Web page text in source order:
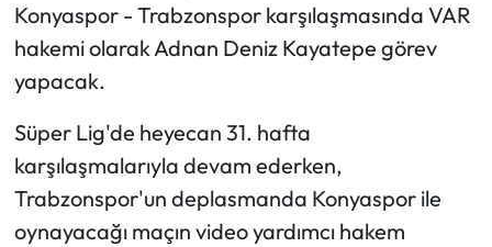
Konyaspor - Trabzonspor karşılaşmasında VAR
hakemi olarak Adnan Deniz Kayatepe görev
yapacak.
Süper Lig'de heyecan 31. hafta
karşılaşmalarıyla devam ederken,
Trabzonspor'un deplasmanda Konyaspor ile
oynayacağı maçın video yardımcı hakem
Spor Yazıları
Mektup Galeri
Ekonomi
Sağlık